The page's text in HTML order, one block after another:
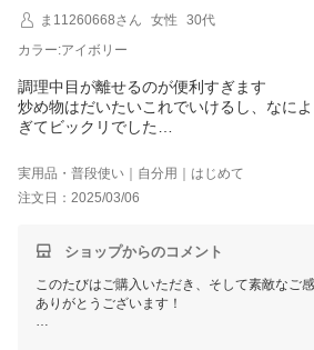
ま11260668さん
女性
30代
カラー:アイボリー
調理中目が離せるのが便利すぎます
炒め物はだいたいこれでいけるし、なに
ぎてビックリでした
自分であげるより美味しい。カラッとジ
油も少なく済むし。買ってよかったです
実用品・普段使い｜自分用｜はじめて
注文日：2025/03/06
ショップからのコメント
このたびはご購入いただき、そして素敵なご
ありがとうございます！
調理中に目を離せる便利さを実感いただけた